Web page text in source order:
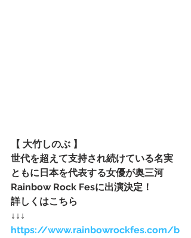
【 大竹しのぶ 】
世代を超えて支持され続けている名実
ともに日本を代表する女優が奥三河
Rainbow Rock Fesに出演決定！
詳しくはこちら
↓↓↓
https://www.rainbowrockfes.com/b